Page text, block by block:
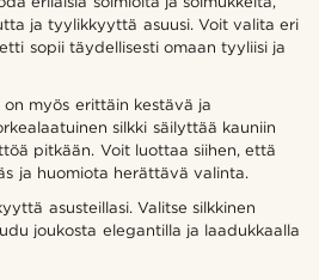
ja tyylikkyyttä asuusi. Voit valita eri
sopii täydellisesti omaan tyyliisi ja
myös erittäin kestävä ja
silkki säilyttää kauniin
pitkään. Voit luottaa siihen, että
ja huomiota herättävä valinta.
asusteillasi. Valitse silkkinen
joukosta elegantilla ja laadukkaalla